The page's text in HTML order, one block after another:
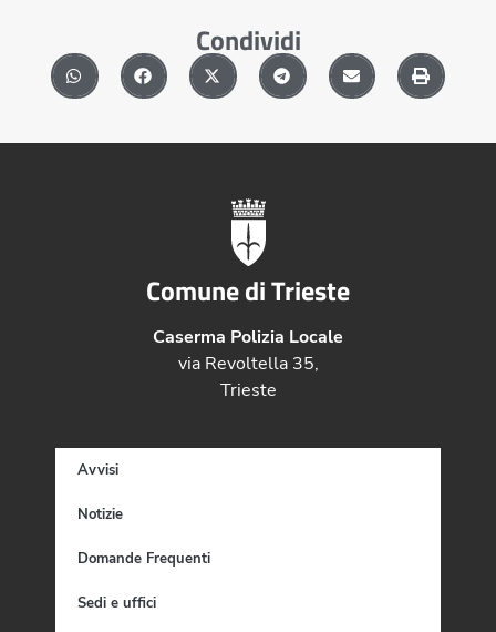
Condividi
Comune di Trieste
Caserma Polizia Locale
via Revoltella 35,
Trieste
Avvisi
Notizie
Domande Frequenti
Sedi e uffici